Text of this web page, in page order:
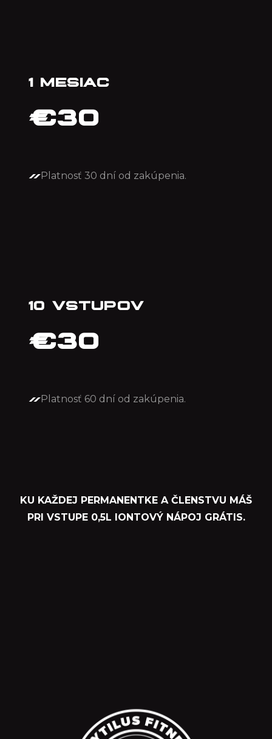
1 MESIAC
€30
Platnosť 30 dní od zakúpenia.
10 VSTUPOV
€30
Platnosť 60 dní od zakúpenia.
KU KAŽDEJ PERMANENTKE A ČLENSTVU MÁŠ
PRI VSTUPE 0,5L IONTOVÝ NÁPOJ GRÁTIS.